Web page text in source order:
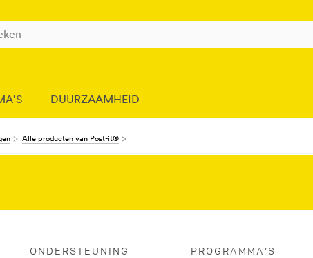
DUURZAAMHEID
Alle producten van Post-it®
ONDERSTEUNING PROGRAMMA'S